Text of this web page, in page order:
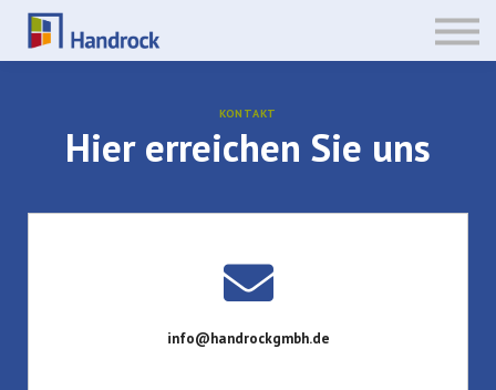
UnstuckingClients
Anmelden
Registrieren
KONTAKT
Hier erreichen Sie uns
info@handrockgmbh.de